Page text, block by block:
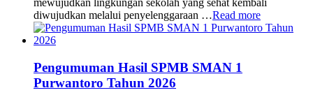
mewujudkan lingkungan sekolah yang sehat kembali
diwujudkan melalui penyelenggaraan …Read more
Pengumuman Hasil SPMB SMAN 1
Purwantoro Tahun 2026